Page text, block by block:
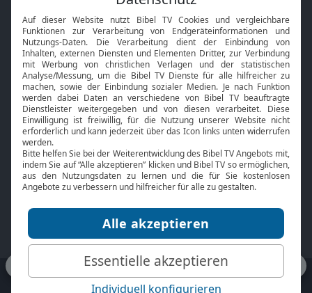
Neuigkeiten
Smart TV
HbbTV
Bibelthek Online-Bibel
Nächster Gottesdienst
Bibel TV
Über uns
Jobs
Mediadaten
Service
Kontakt
TV-Empfang
bibeltv.de: Impressum
Datenschutz
Nutzungsbedingungen
Fakten Bibel TV App